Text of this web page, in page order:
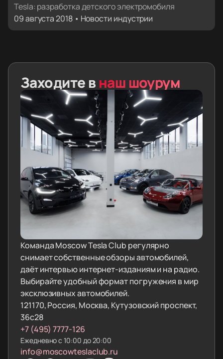
электромобилем
Tesla: разработка детского электромобиля
09 августа 2018 • Новости индустрии
Заходите в наш шоурум
Команда Moscow Tesla Club регулярно
снимает собственные обзоры автомобилей,
даёт интервью интернет-изданиям и на радио.
Выбирайте удобный формат погружения в мир
эксклюзивных автомобилей.
121170, Россия, Москва, Кутузовский проспект,
36с28
+7 (495) 7777-126
Ежедневно с 10:00 до 20:00
info@moscowteslaclub.ru